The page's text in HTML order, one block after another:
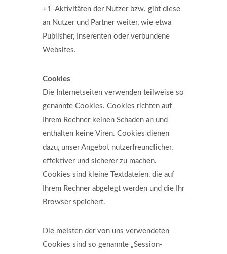
+1-Aktivitäten der Nutzer bzw. gibt diese
an Nutzer und Partner weiter, wie etwa
Publisher, Inserenten oder verbundene
Websites.
Cookies
Die Internetseiten verwenden teilweise so
genannte Cookies. Cookies richten auf
Ihrem Rechner keinen Schaden an und
enthalten keine Viren. Cookies dienen
dazu, unser Angebot nutzerfreundlicher,
effektiver und sicherer zu machen.
Cookies sind kleine Textdateien, die auf
Ihrem Rechner abgelegt werden und die Ihr
Browser speichert.
Die meisten der von uns verwendeten
Cookies sind so genannte „Session-